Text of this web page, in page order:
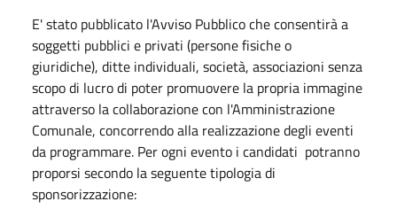
E' stato pubblicato l'Avviso Pubblico che consentirà a
soggetti pubblici e privati (persone fisiche o
giuridiche), ditte individuali, società, associazioni senza
scopo di lucro di poter promuovere la propria immagine
attraverso la collaborazione con l'Amministrazione
Comunale, concorrendo alla realizzazione degli eventi
da programmare. Per ogni evento i candidati potranno
proporsi secondo la seguente tipologia di
sponsorizzazione: